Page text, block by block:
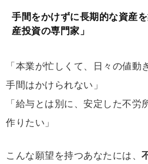
手間をかけずに長期的な資産
産投資の専門家」
「本業が忙しくて、日々の値動
手間はかけられない」
「給与とは別に、安定した不労
作りたい」
こんな願望を持つあなたには、